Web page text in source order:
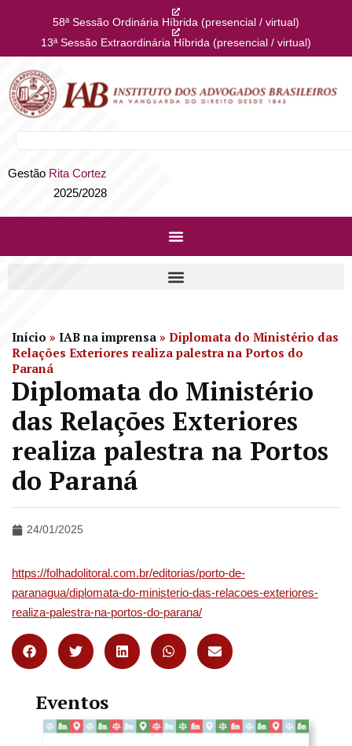
58ª Sessão Ordinária Híbrida (presencial / virtual)
13ª Sessão Extraordinária Híbrida (presencial / virtual)
Gestão Rita Cortez
2025/2028
Início » IAB na imprensa » Diplomata do Ministério das
Relações Exteriores realiza palestra na Portos do
Paraná
Diplomata do Ministério
das Relações Exteriores
realiza palestra na Portos
do Paraná
24/01/2025
https://folhadolitoral.com.br/editorias/porto-de-
paranagua/diplomata-do-ministerio-das-relacoes-exteriores-
realiza-palestra-na-portos-do-parana/
Eventos